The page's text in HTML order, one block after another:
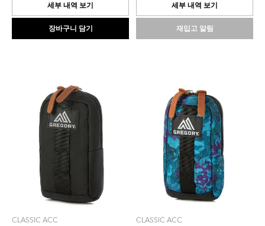
입
다.
세부 내역 보기
장바구니 담기
입
다.
세부 내역 보기
재입고 알림
CLASSIC ACC CLASSIC ACC